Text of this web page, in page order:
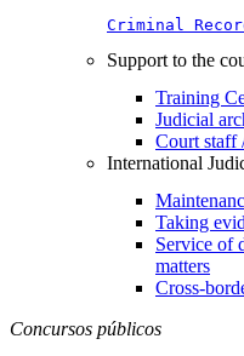
Criminal
Support to the
Training
Judicial
Court staff
International
Taking
Service of
matters​​
Cross-
Concursos públicos